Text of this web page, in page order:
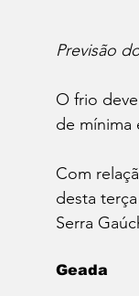
O frio
de mínima
Com
desta
Serra
Geada